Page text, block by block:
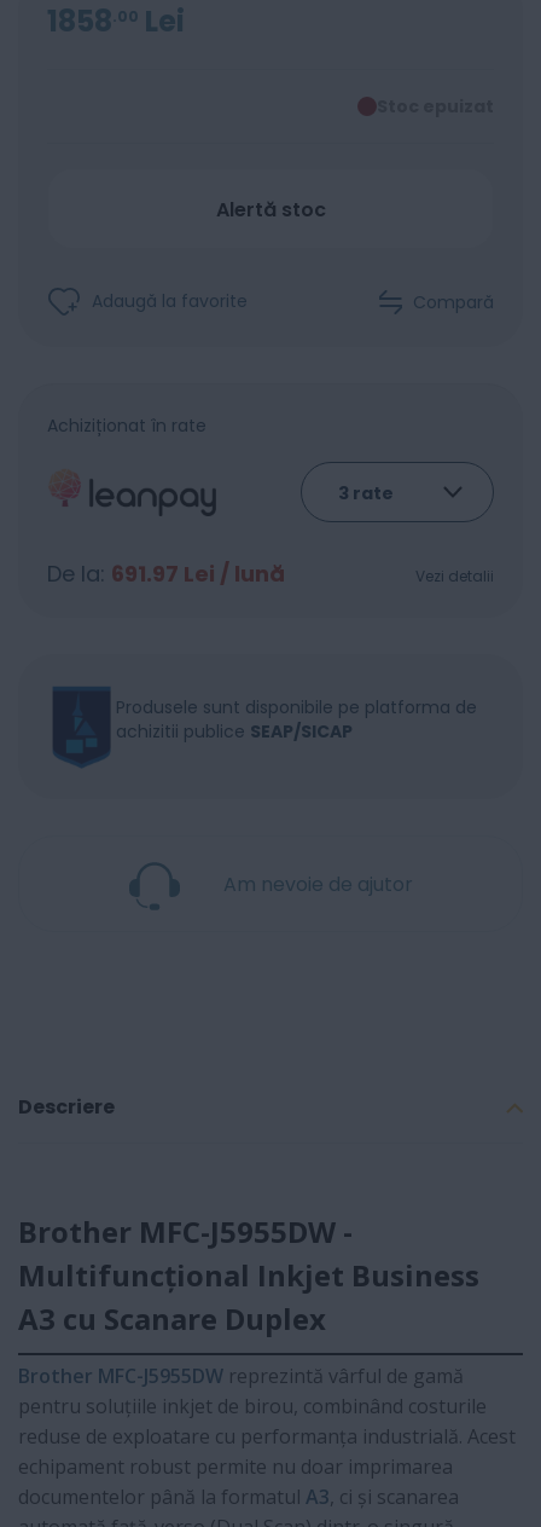
1858 00 Lei
Alertă stoc
Adaugă la favorite Compară
Achiziționat în rate
De la: 691.97 Lei / lună Vezi detalii
Produsele sunt disponibile pe platforma de
achizitii publice SEAP/SICAP
Am nevoie de ajutor
Descriere
Brother MFC-J5955DW -
Multifuncțional Inkjet Business
A3 cu Scanare Duplex
Brother MFC-J5955DW reprezintă vârful de gamă
pentru soluțiile inkjet de birou, combinând costurile
reduse de exploatare cu performanța industrială. Acest
echipament robust permite nu doar imprimarea
documentelor până la formatul A3, ci și scanarea